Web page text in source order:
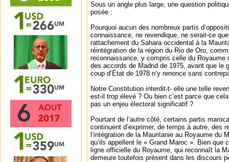
Sous un angle plus large, une question
posée :
Pourquoi aucun des nombreux partis
connaissance, ne revendique, ne serait-ce
rattachement du Sahara occidental à la
réintégration de la région du Rio de Oro,
reconnaissance, y compris celle du Royaume
des accords de Madrid de 1975, avant que le
coup d’État de 1978 n’y renonce sans
Notre Constitution interdit-t- elle une telle
est-il trop élevé ? Ou bien c’est parce que
pas un enjeu électoral significatif ?
Pourtant de l’autre côté, certains partis
continuent d’exprimer, de temps à autre, des
l’intégration de la Mauritanie au Royaume du
qu’ils appellent le « Grand Maroc ». Bien que
ligne officielle du Royaume, qui reconnaît la
demeure toutefois présent dans les discours